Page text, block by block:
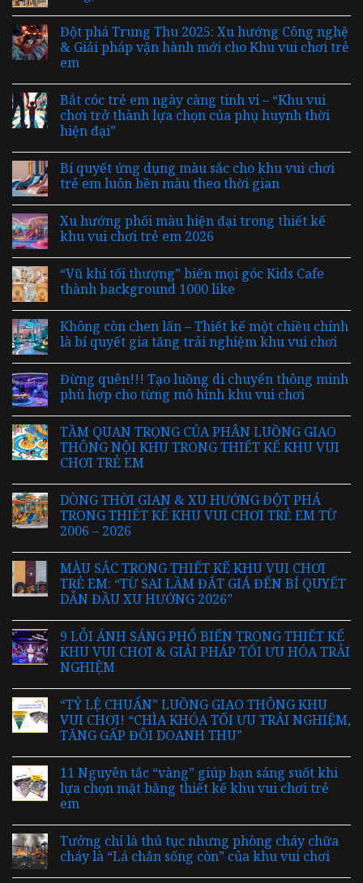
Đột phá Trung Thu 2025: Xu hướng Công nghệ
& Giải pháp vận hành mới cho Khu vui chơi trẻ
em
Bắt cóc trẻ em ngày càng tinh vi – “Khu vui
chơi trở thành lựa chọn của phụ huynh thời
hiện đại”
Bí quyết ứng dụng màu sắc cho khu vui chơi
trẻ em luôn bền màu theo thời gian
Xu hướng phối màu hiện đại trong thiết kế
khu vui chơi trẻ em 2026
“Vũ khí tối thượng” biến mọi góc Kids Cafe
thành background 1000 like
Không còn chen lấn – Thiết kế một chiều chính
là bí quyết gia tăng trải nghiệm khu vui chơi
Đừng quên!!! Tạo luồng di chuyển thông minh
phù hợp cho từng mô hình khu vui chơi
TẦM QUAN TRỌNG CỦA PHÂN LUỒNG GIAO
THÔNG NỘI KHU TRONG THIẾT KẾ KHU VUI
CHƠI TRẺ EM
DÒNG THỜI GIAN & XU HƯỚNG ĐỘT PHÁ
TRONG THIẾT KẾ KHU VUI CHƠI TRẺ EM TỪ
2006 – 2026
MÀU SẮC TRONG THIẾT KẾ KHU VUI CHƠI
TRẺ EM: “TỪ SAI LẦM ĐẮT GIÁ ĐẾN BÍ QUYẾT
DẪN ĐẦU XU HƯỚNG 2026”
9 LỖI ÁNH SÁNG PHỔ BIẾN TRONG THIẾT KẾ
KHU VUI CHƠI & GIẢI PHÁP TỐI ƯU HÓA TRẢI
NGHIỆM
“TỶ LỆ CHUẨN” LUỒNG GIAO THÔNG KHU
VUI CHƠI! “CHÌA KHÓA TỐI ƯU TRẢI NGHIỆM,
TĂNG GẤP ĐÔI DOANH THU”
11 Nguyên tắc “vàng” giúp bạn sáng suốt khi
lựa chọn mặt bằng thiết kế khu vui chơi trẻ
em
Tưởng chỉ là thủ tục nhưng phòng cháy chữa
cháy là “Lá chắn sống còn” của khu vui chơi